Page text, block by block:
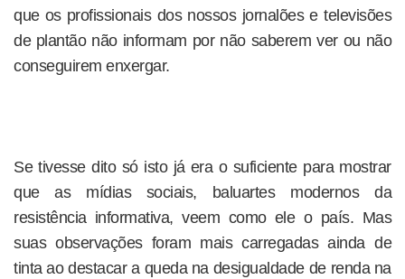
que os profissionais dos nossos jornalões e televisões
de plantão não informam por não saberem ver ou não
conseguirem enxergar.
Se tivesse dito só isto já era o suficiente para mostrar
que as mídias sociais, baluartes modernos da
resistência informativa, veem como ele o país. Mas
suas observações foram mais carregadas ainda de
tinta ao destacar a queda na desigualdade de renda na